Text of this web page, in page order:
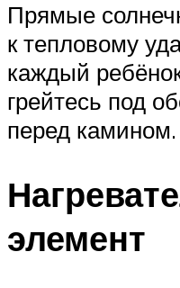
Прямые
к тепловому
каждый
грейтесь под
перед камином.
элемент